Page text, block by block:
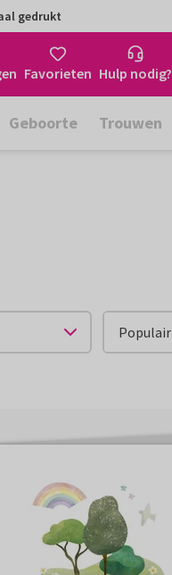
gedrukt
Favorieten Hulp nodig?
Geboorte Trouwen